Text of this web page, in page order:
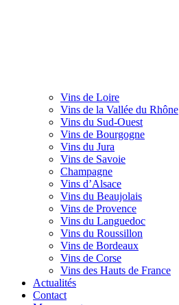
Vins de Loire
Vins de la Vallée du Rhône
Vins du Sud-Ouest
Vins de Bourgogne
Vins du Jura
Vins de Savoie
Champagne
Vins d’Alsace
Vins du Beaujolais
Vins de Provence
Vins du Languedoc
Vins du Roussillon
Vins de Bordeaux
Vins de Corse
Vins des Hauts de France
Actualités
Contact